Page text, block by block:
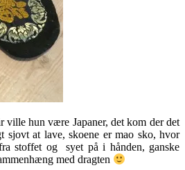
ville hun være Japaner, det kom der det
sjovt at lave, skoene er mao sko, hvor
stoffet og syet på i hånden, ganske
med dragten